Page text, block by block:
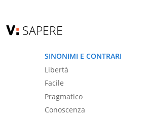
SAPERE
SINONIMI E CONTRARI
Libertà
Facile
Pragmatico
Conoscenza